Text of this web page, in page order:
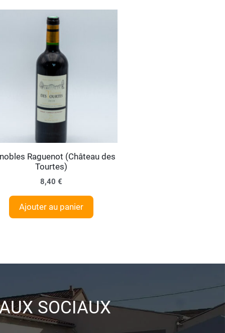
Raguenot (Château des
Tourtes)
8,40 €
Ajouter au panier
SOCIAUX